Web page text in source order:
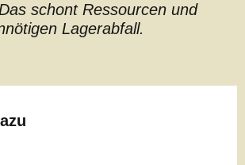
schont Ressourcen und
Lagerabfall.